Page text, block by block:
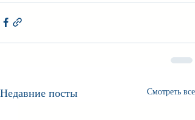
Недавние посты Смотреть все